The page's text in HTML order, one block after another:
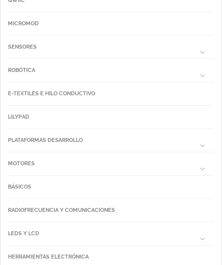
MICROMOD
SENSORES
ROBÓTICA
E-TEXTILES E HILO CONDUCTIVO
LILYPAD
PLATAFORMAS DESARROLLO
MOTORES
BÁSICOS
RADIOFRECUENCIA Y COMUNICACIONES
LEDS Y LCD
HERRAMIENTAS ELECTRÓNICA